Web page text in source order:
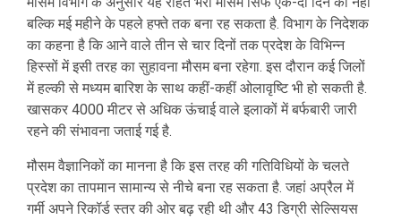
बल्कि मई महीने के पहले हफ्ते तक बना रह सकता है. विभाग के निदेशक
का कहना है कि आने वाले तीन से चार दिनों तक प्रदेश के विभिन्न
हिस्सों में इसी तरह का सुहावना मौसम बना रहेगा. इस दौरान कई जिलों
में हल्की से मध्यम बारिश के साथ कहीं-कहीं ओलावृष्टि भी हो सकती है.
खासकर 4000 मीटर से अधिक ऊंचाई वाले इलाकों में बर्फबारी जारी
रहने की संभावना जताई गई है.
मौसम वैज्ञानिकों का मानना है कि इस तरह की गतिविधियों के चलते
प्रदेश का तापमान सामान्य से नीचे बना रह सकता है. जहां अप्रैल में
गर्मी अपने रिकॉर्ड स्तर की ओर बढ़ रही थी और 43 डिग्री सेल्सियस